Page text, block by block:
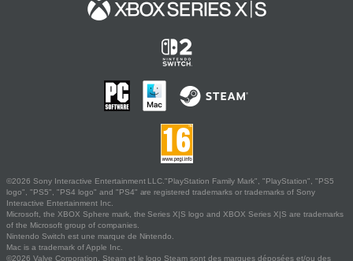
©2026 Sony Interactive Entertainment LLC."PlayStation Family Mark", "PlayStation", "PS5
logo", "PS5", "PS4 logo" and "PS4" are registered trademarks or trademarks of Sony
Interactive Entertainment Inc.
Microsoft, the XBOX Sphere mark, the Series X|S logo and XBOX Series X|S are trademarks
of the Microsoft group of companies.
Nintendo Switch est une marque de Nintendo.
Mac is a trademark of Apple Inc.
©2026 Valve Corporation. Steam et le logo Steam sont des marques déposées et/ou des